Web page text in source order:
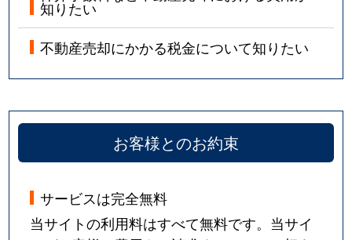
知りたい
不動産売却にかかる税金について知りたい
お客様とのお約束
サービスは完全無料
当サイトの利用料はすべて無料です。当サイ